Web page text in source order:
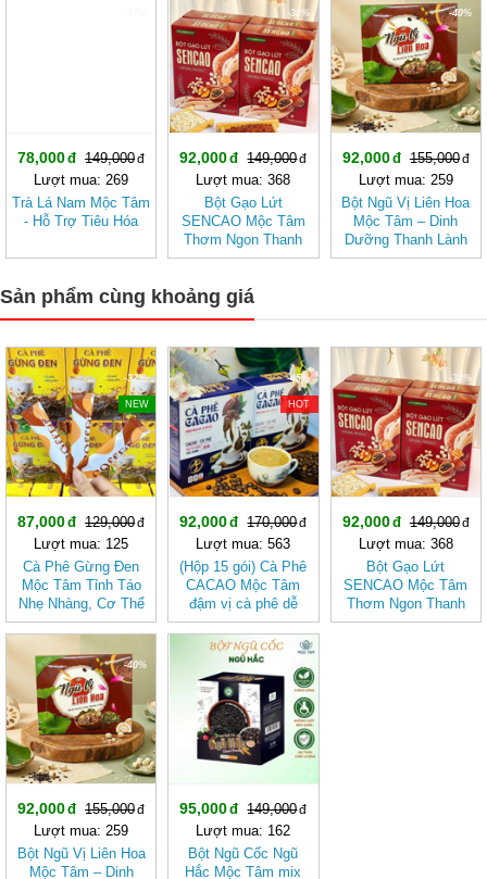
78,000
149,000
Lượt mua: 269
Trà Lá Nam Mộc Tâm
- Hỗ Trợ Tiêu Hóa
-38%
92,000
149,000
Lượt mua: 368
Bột Gạo Lứt
SENCAO Mộc Tâm
Thơm Ngon Thanh
Nhẹ, Phù Hợp Ăn
-40%
92,000
155,000
Lượt mua: 259
Bột Ngũ Vị Liên Hoa
Mộc Tâm – Dinh
Dưỡng Thanh Lành
Từ Gạo Lứt Và Hạt
Sản phẩm cùng khoảng giá
-32%
NEW
87,000
129,000
Lượt mua: 125
Cà Phê Gừng Đen
Mộc Tâm Tỉnh Táo
Nhẹ Nhàng, Cơ Thể
Thoải Mái
-45%
HOT
92,000
170,000
Lượt mua: 563
(Hộp 15 gói) Cà Phê
CACAO Mộc Tâm
đậm vị cà phê dễ
uống
-38%
92,000
149,000
Lượt mua: 368
Bột Gạo Lứt
SENCAO Mộc Tâm
Thơm Ngon Thanh
Nhẹ, Phù Hợp Ăn
-40%
92,000
155,000
Lượt mua: 259
Bột Ngũ Vị Liên Hoa
Mộc Tâm – Dinh
-36%
95,000
149,000
Lượt mua: 162
Bột Ngũ Cốc Ngũ
Hắc Mộc Tâm mix